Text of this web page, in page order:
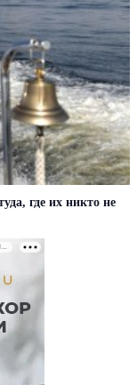
где их никто не
РЕКЛАМА • ООО «ДРУЖБА» ИНН 9704146411